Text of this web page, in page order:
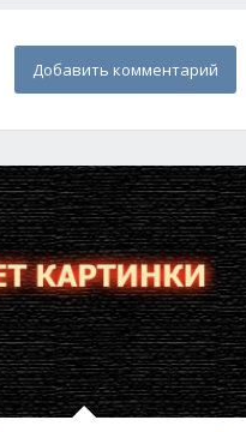
Добавить комментарий